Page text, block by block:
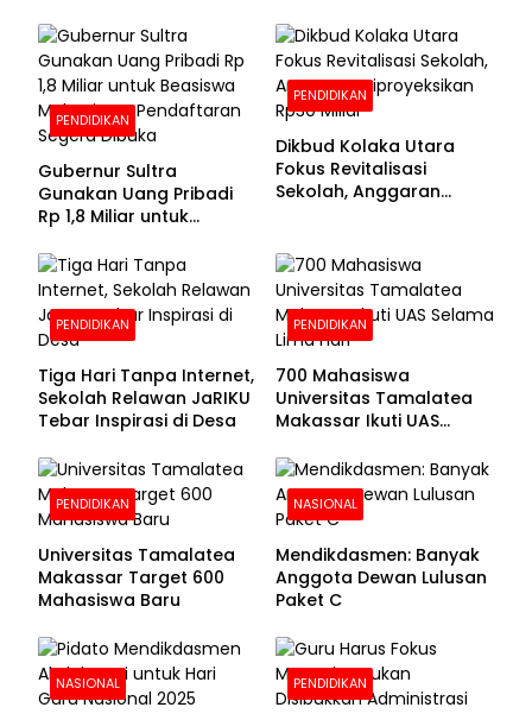
PENDIDIKAN
Gubernur Sultra
Gunakan Uang Pribadi
Rp 1,8 Miliar untuk
Pendaftaran Segera
Dibuka
PENDIDIKAN
Dikbud Kolaka Utara
Fokus Revitalisasi
Sekolah, Anggaran
PENDIDIKAN
Tiga Hari Tanpa Internet,
Sekolah Relawan JaRIKU
Tebar Inspirasi di Desa
PENDIDIKAN
700 Mahasiswa
Universitas Tamalatea
Makassar Ikuti UAS
PENDIDIKAN
Universitas Tamalatea
Makassar Target 600
Mahasiswa Baru
NASIONAL
Mendikdasmen: Banyak
Anggota Dewan Lulusan
Paket C
NASIONAL PENDIDIKAN